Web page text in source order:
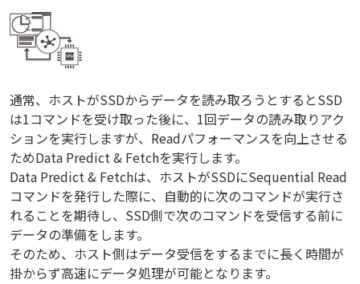
通常、ホストがSSDからデータを読み取ろうとするとSSD
は1コマンドを受け取った後に、1回データの読み取りアク
ションを実行しますが、Readパフォーマンスを向上させる
ためData Predict & Fetchを実行します。
Data Predict & Fetchは、ホストがSSDにSequential Read
コマンドを発行した際に、自動的に次のコマンドが実行さ
れることを期待し、SSD側で次のコマンドを受信する前に
データの準備をします。
そのため、ホスト側はデータ受信をするまでに長く時間が
掛からず高速にデータ処理が可能となります。